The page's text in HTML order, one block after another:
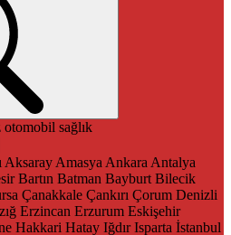
otomobil sağlık
Aksaray Amasya Ankara Antalya
Bartın Batman Bayburt Bilecik
Çanakkale Çankırı Çorum Denizli
Erzincan Erzurum Eskişehir
Hakkari Hatay Iğdır Isparta İstanbul